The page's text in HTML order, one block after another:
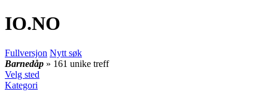
IO.NO
Fullversjon Nytt søk
Barnedåp » 161 unike treff
Velg sted
Kategori